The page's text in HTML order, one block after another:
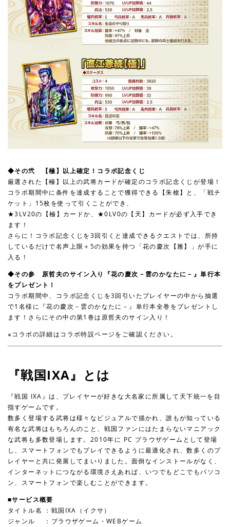
◆その弐 【極】以上確定！コラボ記念くじ
厳選された【極】以上の武将カードが確定のコラボ記念くじが登場！
コラボ期間中に条件を達成することで獲得できる【朱槍】と、「戦チ
ケット」15枚を使って引くことができ、
★3LV20の【極】カードか、★0LV0の【天】カードが必ず入手でき
ます！
さらに！コラボ記念くじを3回引くと達成できるクエストでは、所持
しているだけで名声上限＋5の効果を持つ「花の慶次【雅】」が手に
入る！
◆その参 原哲夫のサイン入り『花の慶次－雲のかなたに－』単行本
をプレゼント！
コラボ期間中、コラボ記念くじを3回引いたプレイヤーの中から抽選
で1名様に『花の慶次－雲のかなたに－』単行本全巻をプレゼントし
ます！さらにその中の第1巻は原哲夫のサイン入り！
※コラボの詳細はコラボ特設ページをご確認ください。
『戦国IXA』とは
『戦国 IXA』は、プレイヤーが好きな大名家に所属して天下統一を目
指すゲームです。
数多く登場する武将は様々なビジュアルで描かれ、誰もが知っている
有名な武将はもちろんのこと、戦国ファンにはたまらないマニアック
な武将も多数登場します。2010年に PC ブラウザゲームとして登場
し、スマートフォンでもプレイできるように最適化され、数多くのプ
レイヤーと共に発展してまいりました。面倒なインストールがなく、
インターネットにつながる環境さえあれば、いつでもどこでもパソコ
ン、スマートフォンで楽しむことができます。
■サービス概要
タイトル名 ：戦国IXA（イクサ）
ジャンル ：ブラウザゲーム・WEBゲーム